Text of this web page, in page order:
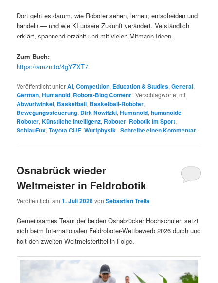
Dort geht es darum, wie Roboter sehen, lernen, entscheiden und
handeln — und wie KI unsere Zukunft verändert. Verständlich
erklärt, spannend erzählt und mit vielen Mitmach-Ideen.
Zum Buch:
https://amzn.to/4gYZXT7
Veröffentlicht unterAI,Competition, Education & Studies,General,
German,Humanoid, Robots-Blog Content |Verschlagwortet mit
Abwurfwinkel, Basketball, Basketball-Roboter,
Bewegungssteuerung, Dirk Nowitzki,Humanoid,humanoide
Roboter,Künstliche Intelligenz, Roboter, Robotik im Sport,
SchlauFux,Toyota CUE,Wurfphysik |Schreibe einen Kommentar
Osnabrück wieder
Weltmeister in Feldrobotik
Veröffentlicht am1. Juli 2026vonSebastian Trella
Gemeinsames Team der beiden Osnabrücker Hochschulen setzt
sich beim Internationalen Feldroboter-Wettbewerb 2026 durch und
holt den zweiten Weltmeistertitel in Folge.